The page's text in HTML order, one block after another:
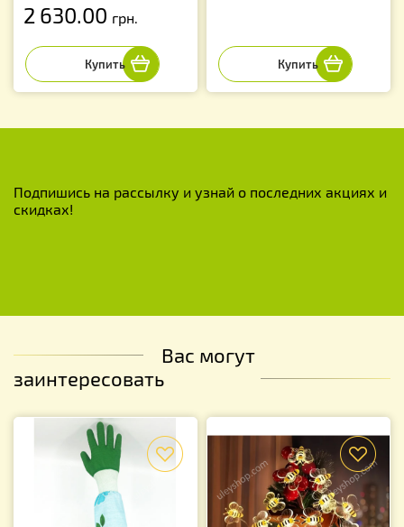
2 630.00 грн.
Подпишись на рассылку и узнай о последних акциях и
скидках!
Вас могут
заинтересовать